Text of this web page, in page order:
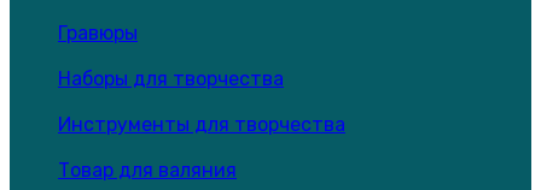
Гравюры
Наборы для творчества
Инструменты для творчества
Товар для валяния